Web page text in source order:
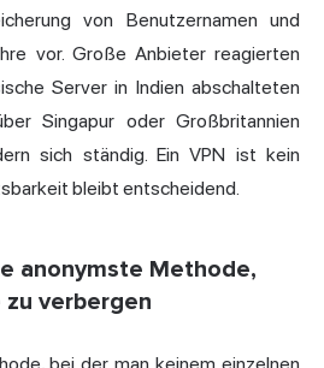
von Benutzernamen und
vor. Große Anbieter reagierten
Server in Indien abschalteten
Singapur oder Großbritannien
sich ständig. Ein VPN ist kein
bleibt entscheidend.
anonymste Methode,
zu verbergen